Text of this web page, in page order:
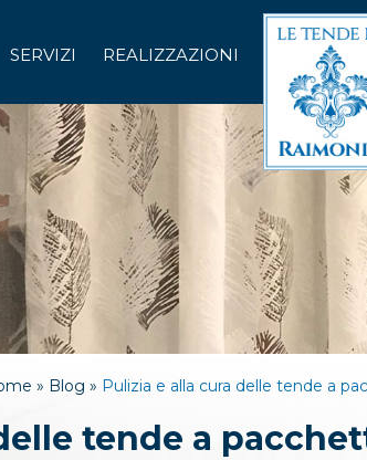
SERVIZI REALIZZAZIONI
» Blog » Pulizia e alla cura delle tende a
tende a